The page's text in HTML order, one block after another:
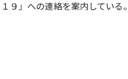
９」への連絡を案内している。